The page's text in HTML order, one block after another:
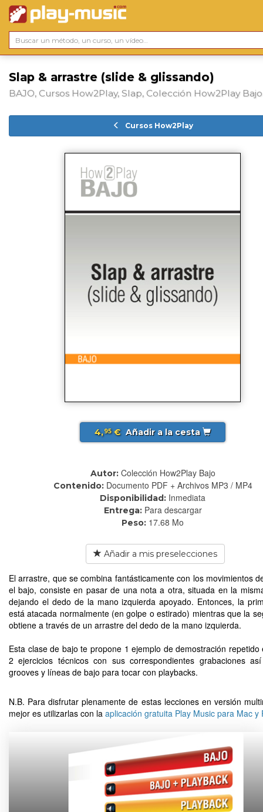
Slap & arrastre (slide & glissando)
BAJO, Cursos How2Play, Slap, Colección How2Play Bajo
Cursos How2Play
4,95€ Añadir a la cesta
Autor: Colección How2Play Bajo
Contenido: Documento PDF + Archivos MP3 / MP4
Disponibilidad: Inmediata
Entrega: Para descargar
Peso: 17.68 Mo
Añadir a mis preselecciones
El arrastre, que se combina fantásticamente con los movimientos
el bajo, consiste en pasar de una nota a otra, situada en la
dejando el dedo de la mano izquierda apoyado. Entonces, la
está atacada normalmente (en golpe o estirado) mientras que la
obtiene a través de un arrastre del dedo de la mano izquierda.
Esta clase de bajo te propone 1 ejemplo de demostración repetido
2 ejercicios técnicos con sus correspondientes grabaciones
grooves y líneas de bajo para tocar con playbacks.
N.B. Para disfrutar plenamente de estas lecciones en versión
mejor es utilizarlas con la aplicación gratuita Play Music para Mac y